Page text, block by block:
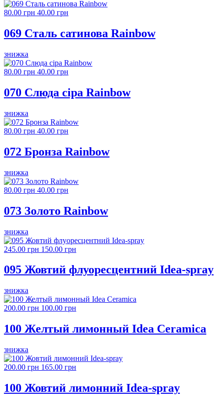
80.00 грн 40.00 грн
069 Сталь сатинова Rainbow
знижка
80.00 грн 40.00 грн
070 Слюда сіра Rainbow
знижка
80.00 грн 40.00 грн
072 Бронза Rainbow
знижка
80.00 грн 40.00 грн
073 Золото Rainbow
знижка
245.00 грн 150.00 грн
095 Жовтий флуоресцентний Idea-spray
знижка
200.00 грн 100.00 грн
100 Желтый лимонный Idea Ceramica
знижка
200.00 грн 165.00 грн
100 Жовтий лимонний Idea-spray